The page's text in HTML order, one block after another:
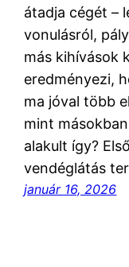
átadja cégét –
vonulásról,
más kihívások
eredményezi,
ma jóval több
mint
alakult így?
vendéglátás
január 16, 2026